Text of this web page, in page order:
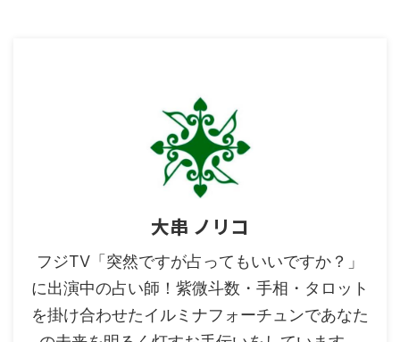
大串 ノリコ
フジTV「突然ですが占ってもいいですか？」
に出演中の占い師！紫微斗数・手相・タロット
を掛け合わせたイルミナフォーチュンであなた